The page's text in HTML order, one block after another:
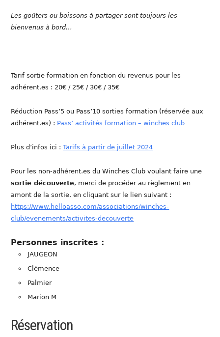
Les goûters ou boissons à partager sont toujours les
bienvenus à bord…
Tarif sortie formation en fonction du revenus pour les
adhérent.es : 20€ / 25€ / 30€ / 35€
Réduction Pass’5 ou Pass’10 sorties formation (réservée aux
adhérent.es) : Pass’ activités formation – winches club
Plus d’infos ici :Tarifs à partir de juillet 2024
Pour les non-adhérent.es du Winches Club voulant faire une
sortie découverte, merci de procéder au règlement en
amont de la sortie, en cliquant sur le lien suivant :
https://www.helloasso.com/associations/winches-
club/evenements/activites-decouverte
Personnes inscrites :
JAUGEON
Clémence
Palmier
Marion M
Réservation